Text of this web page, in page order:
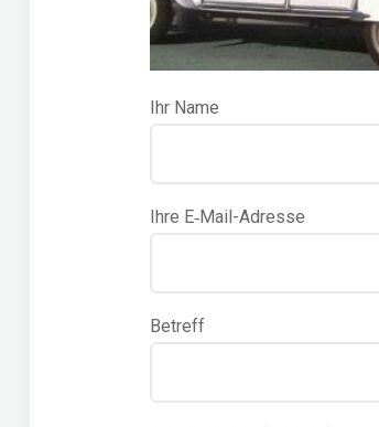
Ihr Name
Ihre E‑Mail-Adres­se
Betreff